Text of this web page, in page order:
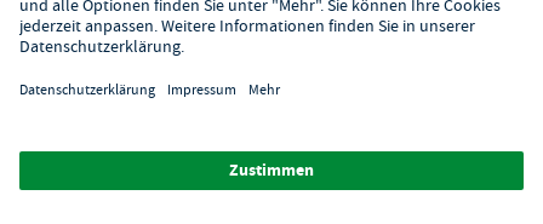
Digitaler Showroom